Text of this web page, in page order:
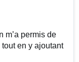
m’a permis de
en y ajoutant